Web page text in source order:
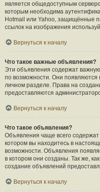
является общедоступным
которым необходима
Hotmail или Yahoo, защищённые
ссылок на изображения
Вернуться к началу
Что такое важные объявления?
Эти объявления содержат
по возможности. Они появляются
личном разделе. Права на
предоставляются
Вернуться к началу
Что такое объявления?
Объявления чаще всего
котором вы находитесь в
возможности. Объявления
в котором они созданы. Так же,
создание объявлений
Вернуться к началу